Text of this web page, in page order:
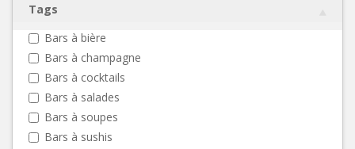
Tags
Bars à bière
Bars à champagne
Bars à cocktails
Bars à salades
Bars à soupes
Bars à sushis